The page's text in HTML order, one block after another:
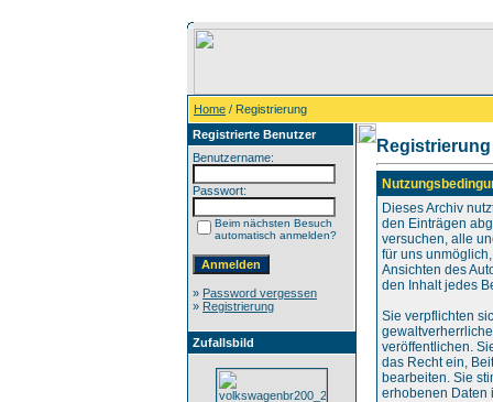
Home / Registrierung
Registrierte Benutzer
Benutzername:
Passwort:
Beim nächsten Besuch
automatisch anmelden?
» Password vergessen
» Registrierung
Zufallsbild
Registrierung
Dieses Archiv
den Einträgen
versuchen, alle
für uns
Ansichten des
den Inhalt jedes
Sie verpflichten
veröffentlichen.
das Recht ein,
bearbeiten. Sie
erhobenen Daten